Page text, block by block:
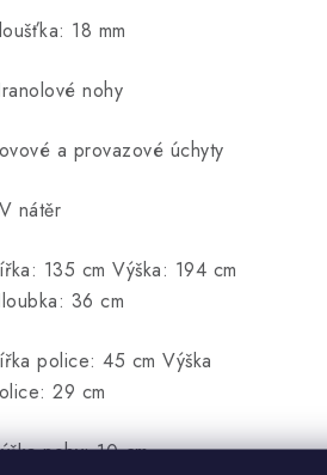
18 mm
nohy
a provazové úchyty
nátěr
135 cm Výška: 194 cm
36 cm
police: 45 cm Výška
29 cm
nohy: 10 cm